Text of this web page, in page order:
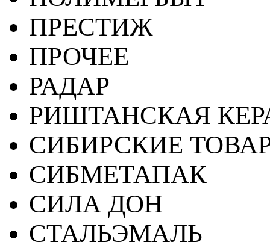
ПРЕСТИЖ
ПРОЧЕЕ
РАДАР
РИШТАНСКАЯ
СИБИРСКИЕ
СИБМЕТАПАК
СИЛА ДОН
СТАЛЬЭМАЛЬ